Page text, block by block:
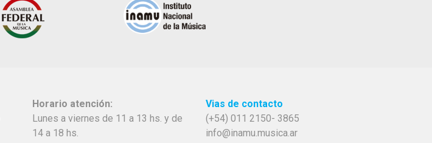
Horario atención:
Lunes a viernes de 11 a 13 hs. y de
14 a 18 hs.
Vias de contacto
(+54) 011 2150- 3865
info@inamu.musica.ar